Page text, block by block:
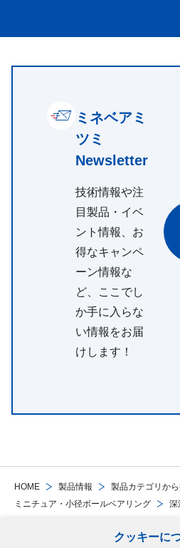
クッキーに
HOME 製品情報 製品カテゴリか
ミニチュア・小径ボールベアリング
深
ミネベアミ
ツミ
Newsletter
技術情報や注
目製品・イベ
ント情報、お
得なキャンペ
ーン情報な
ど、ここでし
か手に入らな
い情報をお届
けします！